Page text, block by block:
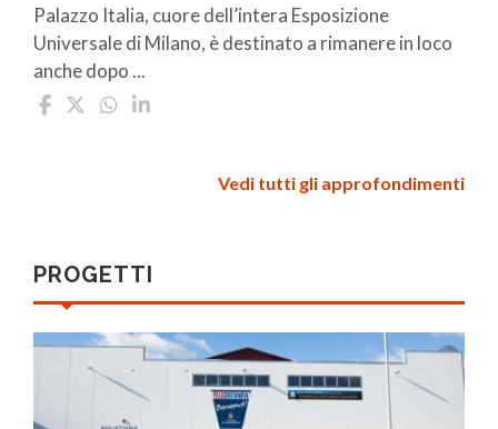
Palazzo Italia, cuore dell’intera Esposizione
Universale di Milano, è destinato a rimanere in loco
anche dopo ...
Vedi tutti gli approfondimenti
PROGETTI